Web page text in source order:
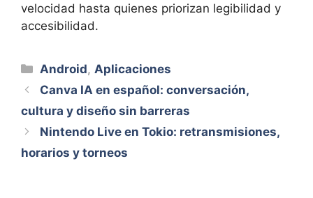
velocidad hasta quienes priorizan legibilidad y
accesibilidad.
Categorías
Android, Aplicaciones
Canva IA en español: conversación,
cultura y diseño sin barreras
Nintendo Live en Tokio: retransmisiones,
horarios y torneos